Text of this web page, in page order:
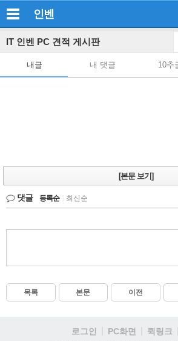
인벤
IT 인벤 PC 견적 게시판
내글 내 댓글 10추
[본문 보기]
댓글 등록순 최신순
목록 본문 이전
로그인 PC화면 퀵링크